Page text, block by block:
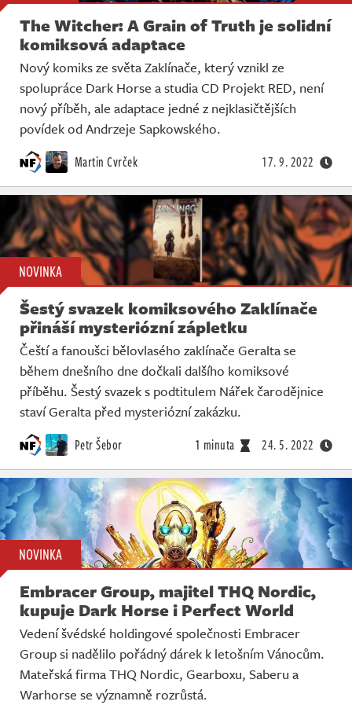
The Witcher: A Grain of Truth je solidní
komiksová adaptace
Nový komiks ze světa Zaklínače, který vznikl ze
spolupráce Dark Horse a studia CD Projekt RED, není
nový příběh, ale adaptace jedné z nejklasičtějších
povídek od Andrzeje Sapkowského.
Martin Cvrček 17. 9. 2022
NOVINKA
Šestý svazek komiksového Zaklínače
přináší mysteriózní zápletku
Čeští a fanoušci bělovlasého zaklínače Geralta se
během dnešního dne dočkali dalšího komiksové
příběhu. Šestý svazek s podtitulem Nářek čarodějnice
staví Geralta před mysteriózní zakázku.
Petr Šebor 1 minuta 24. 5. 2022
NOVINKA
Embracer Group, majitel THQ Nordic,
kupuje Dark Horse i Perfect World
Vedení švédské holdingové společnosti Embracer
Group si nadělilo pořádný dárek k letošním Vánocům.
Mateřská firma THQ Nordic, Gearboxu, Saberu a
Warhorse se významně rozrůstá.